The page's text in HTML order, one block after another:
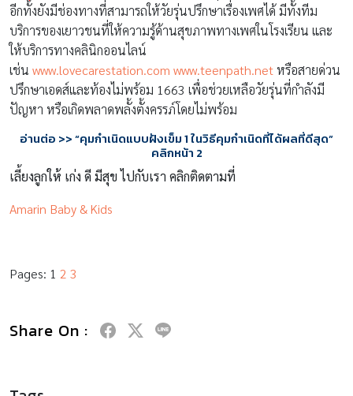
อีกทั้งยังมีช่องทางที่สามารถให้วัยรุ่นปรึกษาเรื่องเพศได้ มีทั้งทีม
บริการของเยาวชนที่ให้ความรู้ด้านสุขภาพทางเพศในโรงเรียน และ
ให้บริการทางคลินิกออนไลน์
เช่น www.lovecarestation.com www.teenpath.net หรือสายด่วน
ปรึกษาเอดส์และท้องไม่พร้อม 1663 เพื่อช่วยเหลือวัยรุ่นที่กำลังมี
ปัญหา หรือเกิดพลาดพลั้งตั้งครรภ์โดยไม่พร้อม
อ่านต่อ >>“คุมกำเนิดแบบฝังเข็ม1ในวิธีคุมกำเนิดที่ได้ผลที่ดีสุด”
คลิกหน้า 2
เลี้ยงลูกให้ เก่ง ดี มีสุข ไปกับเรา คลิกติดตามที่
Amarin Baby & Kids
Pages: 1 2 3
Share On :